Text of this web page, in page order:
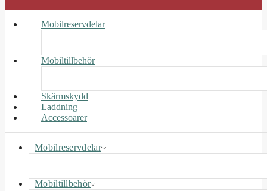
Mobilreservdelar
Mobiltillbehör
Skärmskydd
Laddning
Accessoarer
Mobilreservdelar
Mobiltillbehör